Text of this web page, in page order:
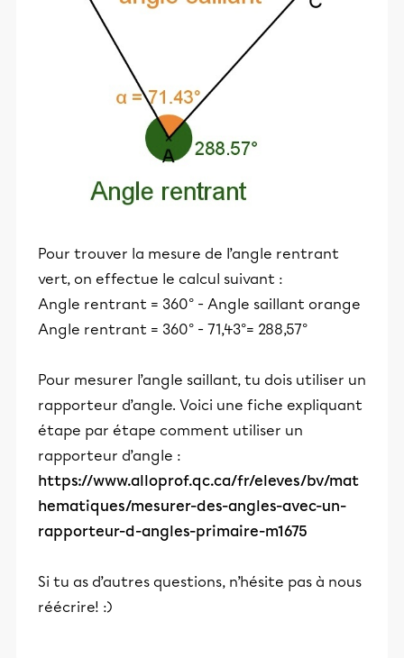
Pour trouver la mesure de l’angle rentrant
vert, on effectue le calcul suivant :
Angle rentrant = 360° - Angle saillant orange
Angle rentrant = 360° - 71,43°= 288,57°
Pour mesurer l’angle saillant, tu dois utiliser un
rapporteur d’angle. Voici une fiche expliquant
étape par étape comment utiliser un
rapporteur d’angle :
https://www.alloprof.qc.ca/fr/eleves/bv/mat
hematiques/mesurer-des-angles-avec-un-
rapporteur-d-angles-primaire-m1675
Si tu as d’autres questions, n’hésite pas à nous
réécrire! :)